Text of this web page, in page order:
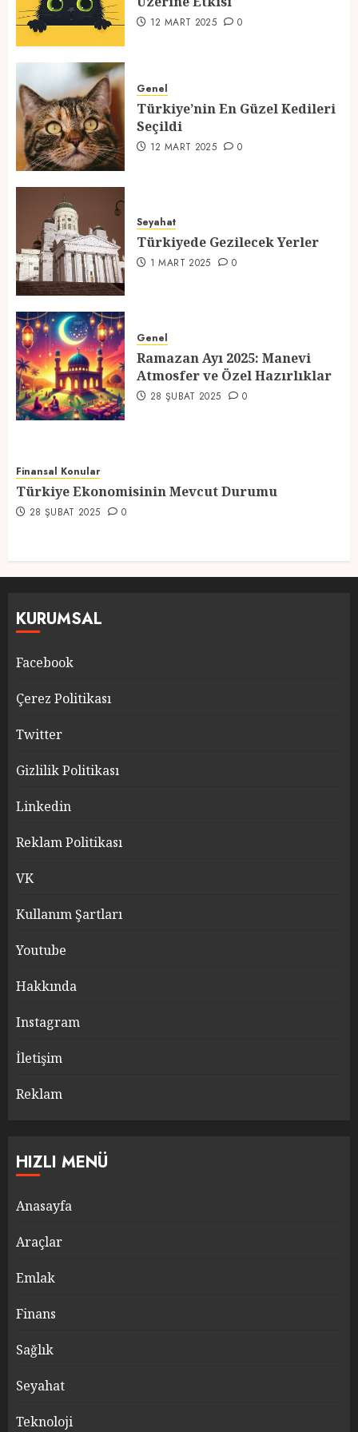
2
3
Seçildi
12 MART 2025 0
4
1 MART 2025
5
Atmosfer ve Özel Hazırlıklar
28 ŞUBAT 2025 0
12 MART 2025 0
Genel
Türkiye’nin En Güzel Kedileri
Seçildi
12 MART 2025 0
Seyahat
Türkiyede Gezilecek Yerler
1 MART 2025 0
Genel
Ramazan Ayı 2025: Manevi
Atmosfer ve Özel Hazırlıklar
28 ŞUBAT 2025 0
Finansal Konular
Türkiye Ekonomisinin Mevcut Durumu
28 ŞUBAT 2025 0
KURUMSAL
Facebook
Çerez Politikası
Twitter
Gizlilik Politikası
Linkedin
Reklam Politikası
VK
Kullanım Şartları
Youtube
Hakkında
Instagram
İletişim
Reklam
HIZLI MENÜ
Anasayfa
Araçlar
Emlak
Finans
Sağlık
Seyahat
Teknoloji